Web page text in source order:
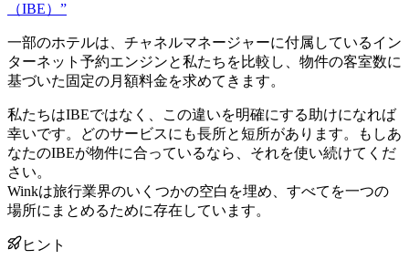
（IBE）”
一部のホテルは、チャネルマネージャーに付属しているイン
ターネット予約エンジンと私たちを比較し、物件の客室数に
基づいた固定の月額料金を求めてきます。
私たちはIBEではなく、この違いを明確にする助けになれば
幸いです。どのサービスにも長所と短所があります。もしあ
なたのIBEが物件に合っているなら、それを使い続けてくだ
さい。
Winkは旅行業界のいくつかの空白を埋め、すべてを一つの
場所にまとめるために存在しています。
ヒント